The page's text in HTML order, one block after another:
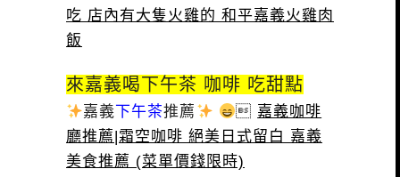
吃 店內有大隻火雞的 和平嘉義火雞肉
飯
來嘉義喝下午茶 咖啡 吃甜點
嘉義 下午茶推薦  嘉義咖啡
廳推薦|霜空咖啡 絕美日式留白 嘉義
美食推薦 (菜單價錢限時)